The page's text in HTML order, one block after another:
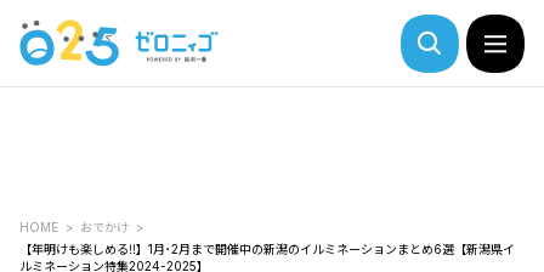
HOME
おでかけ
【年明けも楽しめる‼】1月･2月まで開催中の新潟のイルミネーションまとめ6選【新潟県イ
ルミネーション特集2024-2025】